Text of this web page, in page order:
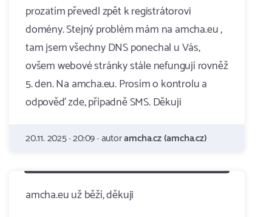
prozatím převedl zpět k registrátorovi
domény. Stejný problém mám na amcha.eu ,
tam jsem všechny DNS ponechal u Vás,
ovšem webové stránky stále nefungují rovněž
5. den. Na amcha.eu. Prosím o kontrolu a
odpověď zde, případně SMS. Děkuji
20.11. 2025 · 20:09 · autoramcha.cz (amcha.cz)
amcha.eu už běží, děkuji